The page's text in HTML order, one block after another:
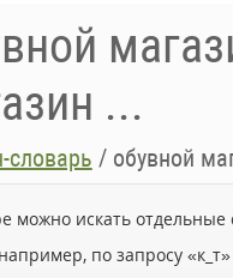
...
словарь / обувной
можно искать
по запросу